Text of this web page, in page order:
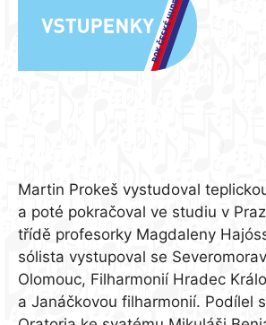
Martin Prokeš vystudoval
a poté pokračoval ve studiu v
třídě profesorky Magdaleny
sólista vystupoval se
Olomouc, Filharmonií Hradec
a Janáčkovou filharmonií. Podílel